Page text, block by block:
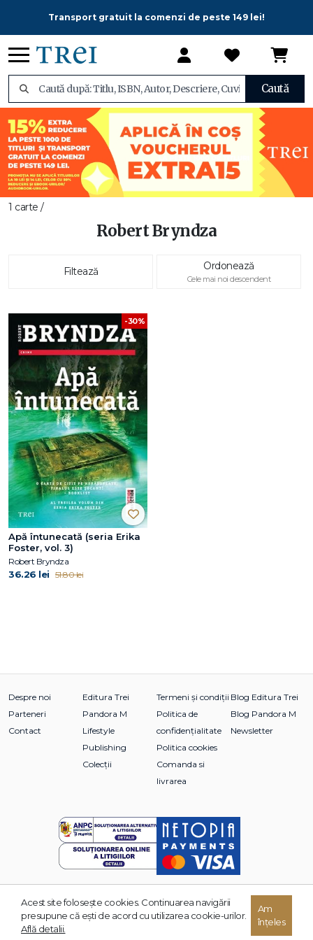
Transport gratuit la comenzi de peste 149 lei!
Caută
1 carte /
Robert Bryndza
Filtează Ordonează
Cele mai noi descendent
-30%
Apă întunecată (seria Erika
Foster, vol. 3)
Robert Bryndza
36.26 lei 51.80 lei
Despre noi
Parteneri
Contact
Editura Trei
Pandora M
Lifestyle
Publishing
Colecții
Termeni și condiții
Politica de
confidențialitate
Politica cookies
Comanda si
livrarea
Blog Editura Trei
Blog Pandora M
Newsletter
© 2026 Grupul Editorial TREI. Toate drepturile rezervate.
Acest site foloseşte cookies. Continuarea navigării
presupune că eşti de acord cu utilizarea cookie-urilor.
Află detalii.
Am
înțeles